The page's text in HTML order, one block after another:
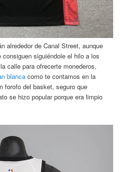
alrededor de Canal Street, aunque
siguiéndole el hilo a los
calle para ofrecerte monederos,
blanca como te contamos en la
forofo del basket, seguro que
se hizo popular porque era limpio